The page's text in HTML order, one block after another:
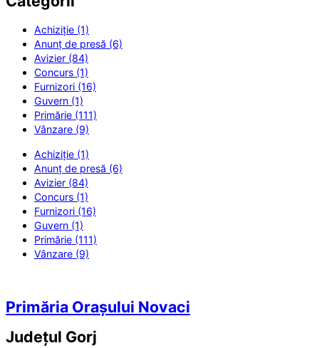
Achiziție (1)
Anunț de presă (6)
Avizier (84)
Concurs (1)
Furnizori (16)
Guvern (1)
Primărie (111)
Vânzare (9)
Achiziție (1)
Anunț de presă (6)
Avizier (84)
Concurs (1)
Furnizori (16)
Guvern (1)
Primărie (111)
Vânzare (9)
Primăria Orașului Novaci
Județul Gorj